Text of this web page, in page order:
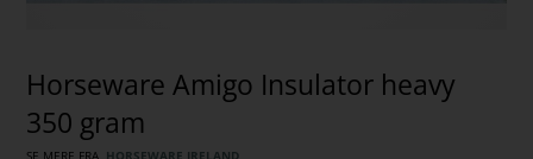
Horseware Amigo Insulator heavy
350 gram